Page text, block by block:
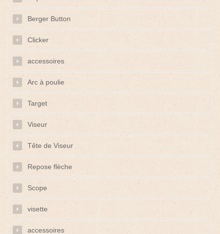
Berger Button
Clicker
accessoires
Arc à poulie
Target
Viseur
Tête de Viseur
Repose flèche
Scope
visette
accessoires